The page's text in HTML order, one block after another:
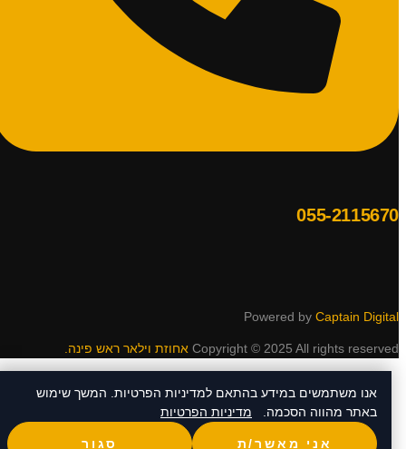
055-2115670
Powered byCaptain Digital
Copyright © 2025 All rights reserved אחוזת וילאר ראש פינה.
אנו משתמשים במידע בהתאם למדיניות הפרטיות. המשך שימוש
באתר מהווה הסכמה.
מדיניות הפרטיות
אני מאשר/ת סגור